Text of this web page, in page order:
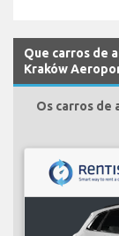
Que carros de
Kraków
Os carros de